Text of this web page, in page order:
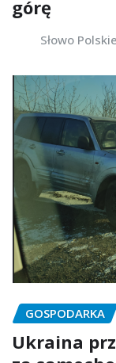
górę
Słowo Polskie
GOSPODARKA
Ukraina